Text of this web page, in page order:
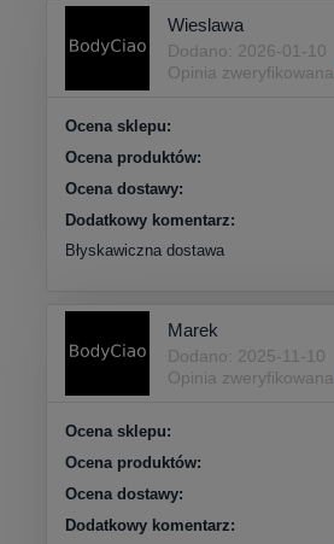
Wieslawa
Dodano: 2026-01-10
Opinia zweryfikowana
Ocena sklepu:
Ocena produktów:
Ocena dostawy:
Dodatkowy komentarz:
Błyskawiczna dostawa
Marek
Dodano: 2025-11-10
Opinia zweryfikowana
Ocena sklepu:
Ocena produktów:
Ocena dostawy:
Dodatkowy komentarz: